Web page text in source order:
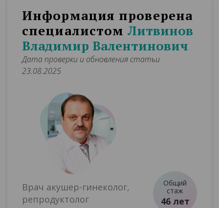
Информация проверена
специалистомЛитвинов
Владимир Валентинович
Дата проверки и обновления статьи
23.08.2025
Врач акушер-гинеколог,
репродуктолог
Общий
стаж
46 лет